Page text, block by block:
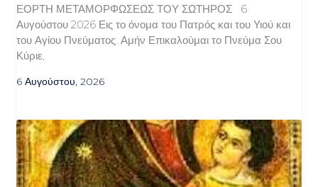
ΕΟΡΤΗ ΜΕΤΑΜΟΡΦΩΣΕΩΣ ΤΟΥ ΣΩΤΗΡΟΣ 6
Αυγούστου 2026 Εις το όνομα του Πατρός και του Υιού και
του Αγίου Πνεύματος. Αμήν Επικαλούμαι το Πνεύμα Σου
Κύριε,
6 Αυγούστου, 2026